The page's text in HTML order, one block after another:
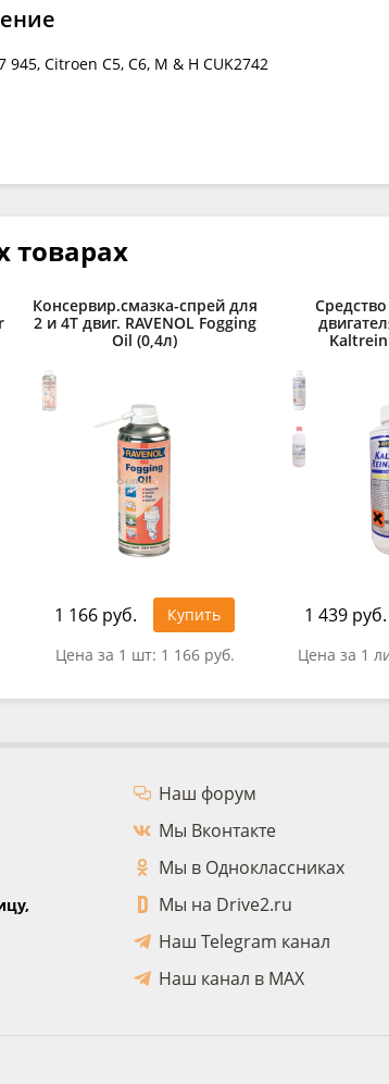
945, Citroen C5, C6, M & H CUK2742
товарах
Консервир.смазка-спрей для
2 и 4Т двиг. RAVENOL Fogging
Oil (0,4л)
1 166 руб.
Купить
Цена за 1 шт: 1 166 руб.
1 439 руб.
Цена за 1
Наш форум
Мы Вконтакте
Мы в Одноклассниках
Мы на Drive2.ru
Наш Telegram канал
Наш канал в MAX